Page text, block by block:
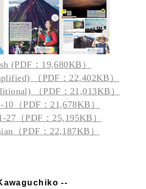
(PDF：19,680KB）
（PDF：22,402KB）
（PDF：21,013KB）
（PDF：21,678KB）
27（PDF：25,195KB）
（PDF：22,187KB）
--